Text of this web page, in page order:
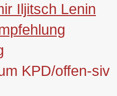
Iljitsch Lenin
KPD/offen-siv